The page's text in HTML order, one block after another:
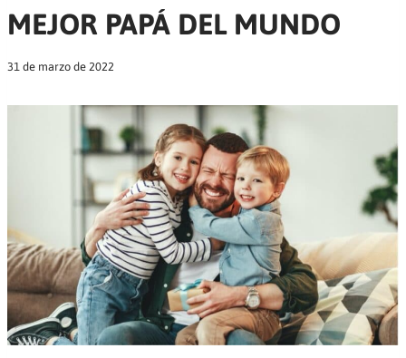
MEJOR PAPÁ DEL MUNDO
31 de marzo de 2022